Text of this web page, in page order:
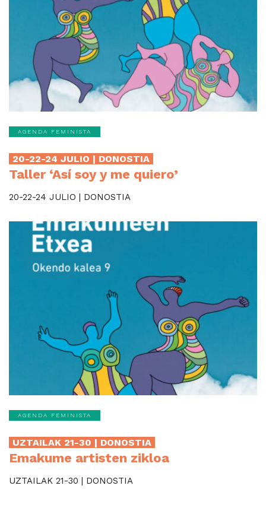
AGENDA FEMINISTA
20-22-24 JULIO | DONOSTIA
Taller ‘Así soy y me quiero’
20-22-24 JULIO | DONOSTIA
AGENDA FEMINISTA
UZTAILAK 21-30 | DONOSTIA
Emakume artisten zikloa
UZTAILAK 21-30 | DONOSTIA